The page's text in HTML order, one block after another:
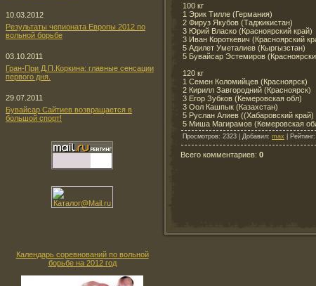
10.03.2012
Результаты чепионата Европы 2012 по
вольной борьбе
03.10.2011
Гран-При Д.П.Коркина: главные сенсации
первого дня.
29.07.2011
Бувайсар Сайтиев возвращается в
большой спорт!
Календарь соревнований по вольной
борьбе на 2012 год
100 кг
1 Эрик Тилле (Германия)
2 Фируз Якубов (Таджикистан)
3 Юрий Власко (Красноярский край)
3 Иван Короткевич (Красноярский
5 Адилет Уметалиев (Кыргызстан)
5 Бувайсар Эстемиров
120 кг
1 Семен Коломийцев (Красноярск)
2 Кирилл Завгородний (Красноярск)
3 Егор Зубков (Кемеровская обл)
3 Оол Кашпык (Казахстан)
5 Руслан Алиев ((Хабаровский край)
5 Миша Магирамов (Кемеровская
Просмотров: 2323 | Добавил: max Рейтинг:
Всего комментариев: 0